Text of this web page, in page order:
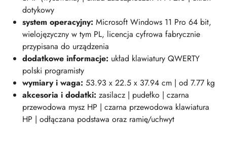
dotykowy
system operacyjny: Microsoft Windows 11 Pro 64 bit,
wielojęzyczny w tym PL, licencja cyfrowa fabrycznie
przypisana do urządzenia
dodatkowe informacje: układ klawiatury QWERTY
polski programisty
wymiary i waga: 53.93 x 22.5 x 37.94 cm | od 7.77 kg
akcesoria i dodatki: zasilacz | pudełko | czarna
przewodowa mysz HP | czarna przewodowa klawiatura
HP | odłączana podstawa oraz ramię/uchwyt